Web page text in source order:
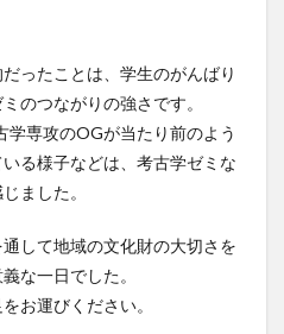
ったことは、学生のがんばり
のつながりの強さです。
学専攻のOGが当たり前のよう
る様子などは、考古学ゼミな
ました。
して地域の文化財の大切さを
な一日でした。
お運びください。